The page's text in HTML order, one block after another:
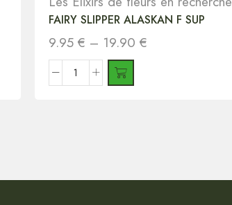
FAIRY SLIPPER ALASKAN F SUP
9.95 € – 19.90 €